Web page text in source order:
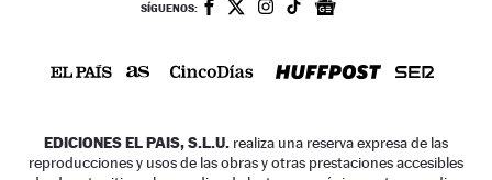
SÍGUENOS:
EDICIONES EL PAIS, S.L.U. realiza una reserva expresa de las
reproducciones y usos de las obras y otras prestaciones accesibles